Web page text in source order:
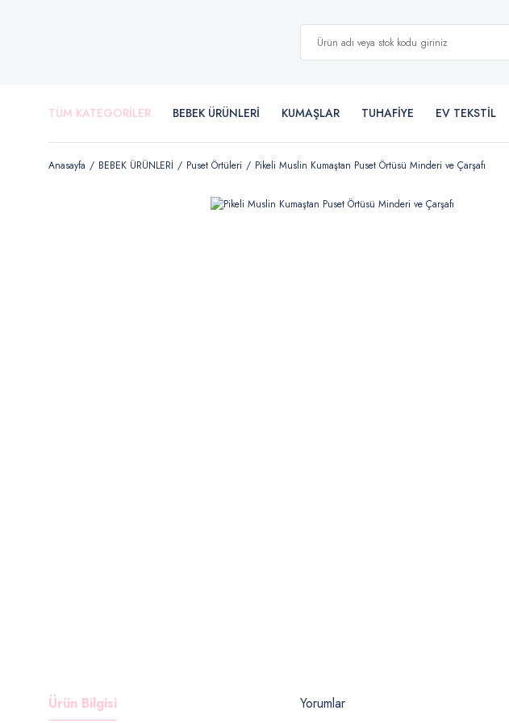
TÜM KATEGORİLER BEBEK ÜRÜNLERİ KUMAŞLAR TUHAFİYE EV TEKSTİL
Anasayfa BEBEK ÜRÜNLERİ Puset Örtüleri Pikeli Muslin Kumaştan Puset Örtüsü Minderi ve Çarşafı
Ürün Bilgisi Yorumlar